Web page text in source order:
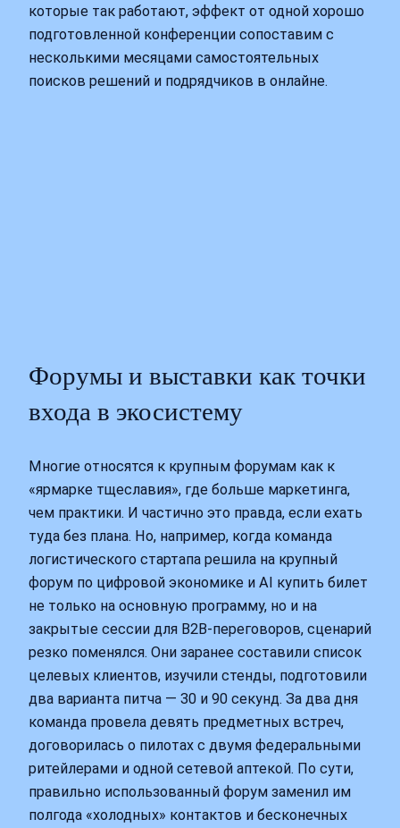
которые так работают, эффект от одной хорошо
подготовленной конференции сопоставим с
несколькими месяцами самостоятельных
поисков решений и подрядчиков в онлайне.
Форумы и выставки как точки
входа в экосистему
Многие относятся к крупным форумам как к
«ярмарке тщеславия», где больше маркетинга,
чем практики. И частично это правда, если ехать
туда без плана. Но, например, когда команда
логистического стартапа решила на крупный
форум по цифровой экономике и AI купить билет
не только на основную программу, но и на
закрытые сессии для B2B‑переговоров, сценарий
резко поменялся. Они заранее составили список
целевых клиентов, изучили стенды, подготовили
два варианта питча — 30 и 90 секунд. За два дня
команда провела девять предметных встреч,
договорилась о пилотах с двумя федеральными
ритейлерами и одной сетевой аптекой. По сути,
правильно использованный форум заменил им
полгода «холодных» контактов и бесконечных